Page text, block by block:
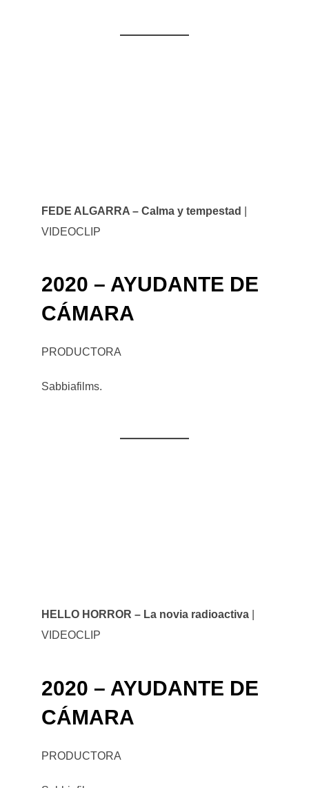
FEDE ALGARRA – Calma y tempestad
VIDEOCLIP
2020 – AYUDANTE DE
CÁMARA
PRODUCTORA
Sabbiafilms.
HELLO HORROR – La novia radioactiva
VIDEOCLIP
2020 – AYUDANTE DE
CÁMARA
PRODUCTORA